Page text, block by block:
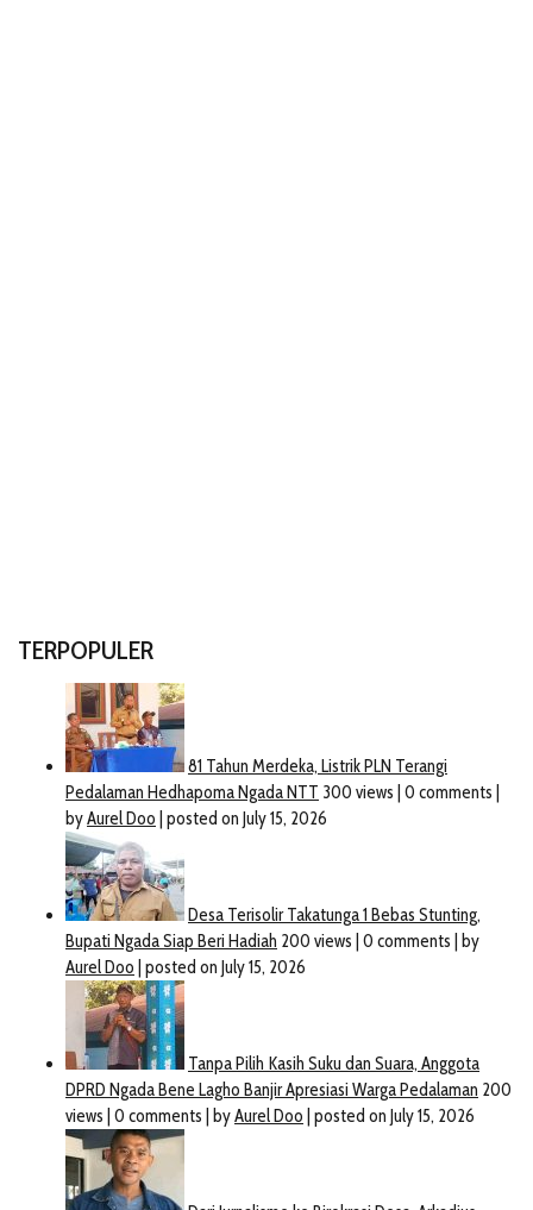
TERPOPULER